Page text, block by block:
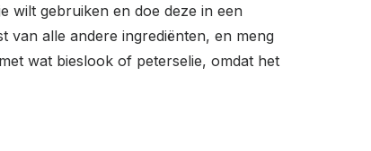
wilt gebruiken en doe deze in een
van alle andere ingrediënten, en meng
wat bieslook of peterselie, omdat het